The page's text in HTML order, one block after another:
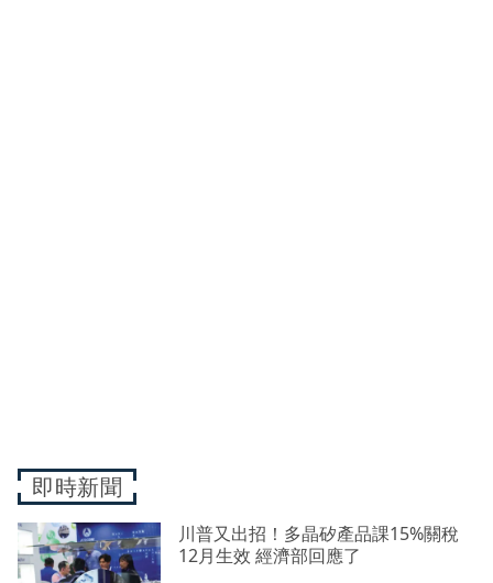
即時新聞
川普又出招！多晶矽產品課15%關稅
12月生效 經濟部回應了